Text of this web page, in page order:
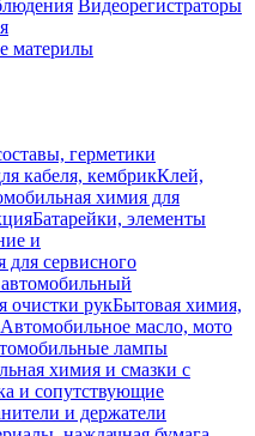
Видеорегистраторы
материлы
герметики
кабеля, кембрикКлей,
химия для
Батарейки, элементы
и
сервисного
очистки рукБытовая химия,
Автомобильное масло, мото
лампы
химия и смазки с
и сопутствующие
и держатели